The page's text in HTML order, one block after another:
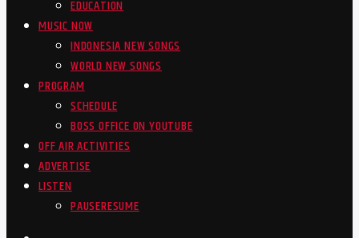
EDUCATION
MUSIC NOW
INDONESIA NEW SONGS
WORLD NEW SONGS
PROGRAM
SCHEDULE
BOSS OFFICE ON YOUTUBE
OFF AIR ACTIVITIES
ADVERTISE
LISTEN
PAUSERESUME